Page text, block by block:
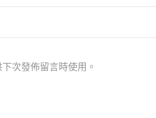
次發佈留言時使用。